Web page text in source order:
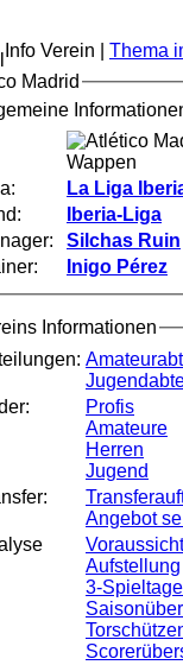
Info Verein | Thema
Madrid
La Liga
Iberia-Liga
Silchas Ruin
Inigo Pérez
Informationen
Profis
Amateure
Herren
Jugend
Angebot
Aufstellung
3-